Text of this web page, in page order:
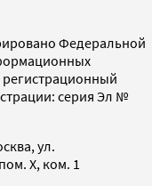
Федеральной
серия Эл №
ул.
X, ком. 1